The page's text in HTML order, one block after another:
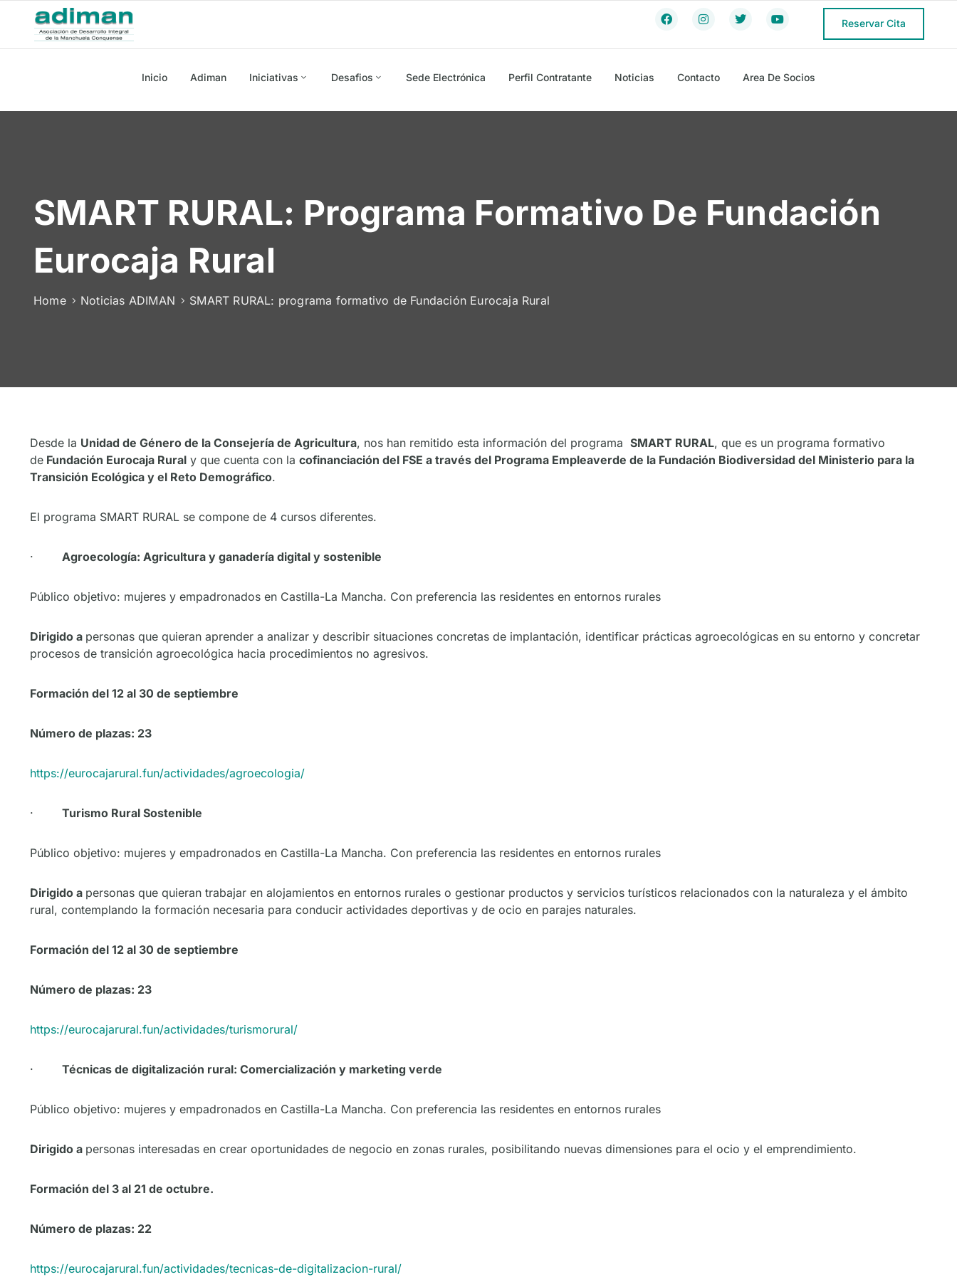
Reservar Cita
Inicio Adiman Iniciativas Desafios Sede Electrónica Perfil Contratante Noticias Contacto Area De Socios
SMART RURAL: Programa Formativo De Fundación
Eurocaja Rural
Home Noticias ADIMAN SMART RURAL: programa formativo de Fundación Eurocaja Rural
Desde la Unidad de Género de la Consejería de Agricultura, nos han remitido esta información del programa SMART RURAL, que es un programa formativo
de Fundación Eurocaja Rural y que cuenta con la cofinanciación del FSE a través del Programa Empleaverde de la Fundación Biodiversidad del Ministerio para la
Transición Ecológica y el Reto Demográfico.
El programa SMART RURAL se compone de 4 cursos diferentes.
· Agroecología: Agricultura y ganadería digital y sostenible
Público objetivo: mujeres y empadronados en Castilla-La Mancha. Con preferencia las residentes en entornos rurales
Dirigido a personas que quieran aprender a analizar y describir situaciones concretas de implantación, identificar prácticas agroecológicas en su entorno y concretar
procesos de transición agroecológica hacia procedimientos no agresivos.
Formación del 12 al 30 de septiembre
Número de plazas: 23
https://eurocajarural.fun/actividades/agroecologia/
· Turismo Rural Sostenible
Público objetivo: mujeres y empadronados en Castilla-La Mancha. Con preferencia las residentes en entornos rurales
Dirigido a personas que quieran trabajar en alojamientos en entornos rurales o gestionar productos y servicios turísticos relacionados con la naturaleza y el ámbito
rural, contemplando la formación necesaria para conducir actividades deportivas y de ocio en parajes naturales.
Formación del 12 al 30 de septiembre
Número de plazas: 23
https://eurocajarural.fun/actividades/turismorural/
· Técnicas de digitalización rural: Comercialización y marketing verde
Público objetivo: mujeres y empadronados en Castilla-La Mancha. Con preferencia las residentes en entornos rurales
Dirigido a personas interesadas en crear oportunidades de negocio en zonas rurales, posibilitando nuevas dimensiones para el ocio y el emprendimiento.
Formación del 3 al 21 de octubre.
Número de plazas: 22
https://eurocajarural.fun/actividades/tecnicas-de-digitalizacion-rural/